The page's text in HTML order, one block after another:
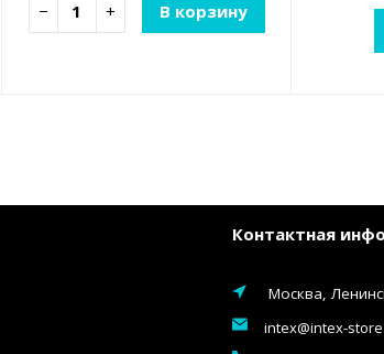
− + В корзину
Контактная
Москва,
intex@intex-